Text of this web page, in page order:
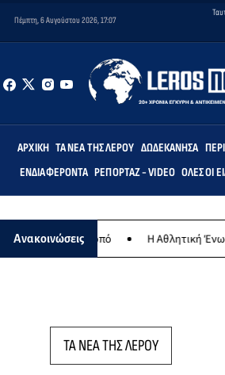
Πέμπτη, 6 Αυγούστου 2026, 17:07
ΑΡΧΙΚΉ ΤΑ ΝΈΑ ΤΗΣ ΛΈΡΟΥ ΔΩΔΕΚΆΝΗΣΑ
ΕΝΔΙΑΦΈΡΟΝΤΑ ΡΕΠΟΡΤΆΖ - VIDEO ΌΛΕΣ ΟΙ
Ανακοινώσεις
σκοπό Η Αθλητική Ένωση
ΤΑ ΝΕΑ ΤΗΣ ΛΕΡΟΥ